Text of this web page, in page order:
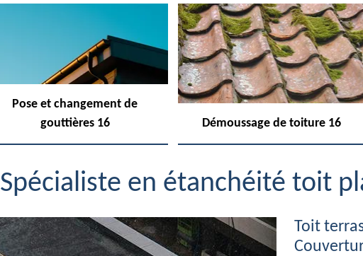
Pose et changement de
gouttières 16
Démoussage de toiture 16
Spécialiste en étanchéité toit
Toit